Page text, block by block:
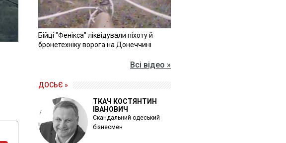
Бійці "Фенікса" ліквідували піхоту й
бронетехніку ворога на Донеччині
Всі відео »
ДОСЬЄ »
ТКАЧ КОСТЯНТИН
ІВАНОВИЧ
Скандальний одеський
бізнесмен